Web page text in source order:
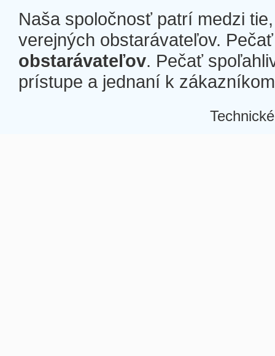
Naša spoločnosť patrí medzi
verejných obstarávateľov.
obstarávateľov. Pečať
prístupe a jednaní k